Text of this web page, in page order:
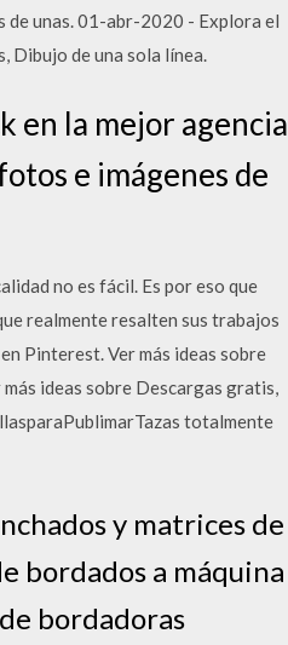
de unas. 01-abr-2020 - Explora el
Dibujo de una sola línea.
en la mejor agencia
e imágenes de
no es fácil. Es por eso que
realmente resalten sus trabajos
Pinterest. Ver más ideas sobre
ideas sobre Descargas gratis,
totalmente
y matrices de
bordados a máquina
bordadoras